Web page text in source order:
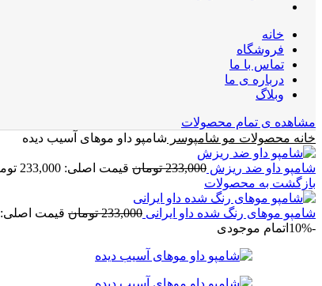
خانه
فروشگاه
تماس با ما
درباره ی ما
وبلاگ
مشاهده ی تمام محصولات
خانه محصولات مو شامپوسر شامپو داو موهای آسیب دیده
شامپو داو ضد ریزش 233,000 تومان قیمت اصلی: 233,000 تومان بود.
بازگشت به محصولات
شامپو موهای رنگ شده داو ایرانی 233,000 تومان قیمت اصلی: 233,000 تومان بود.
-10%
اتمام موجودی